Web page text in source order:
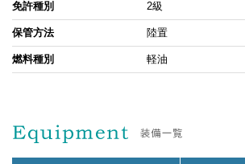
免許種別 2級
保管方法 陸置
燃料種別 軽油